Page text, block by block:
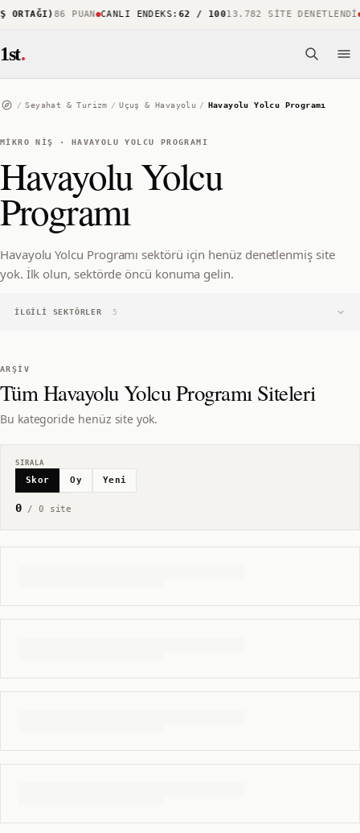
86 PUAN CANLI ENDEKS:62 / 10013.782 SITE DENETLENDI
1st.
/ Seyahat & Turizm / Uçuş & Havayolu / Havayolu Yolcu Programı
MIKRO NIŞ · HAVAYOLU YOLCU PROGRAMI
Havayolu Yolcu
Programı
Havayolu Yolcu Programı sektörü için henüz denetlenmiş site
yok. İlk olun, sektörde öncü konuma gelin.
İLGILI SEKTÖRLER 5
ARŞIV
TümHavayolu Yolcu ProgramıSiteleri
Bu kategoride henüz site yok.
SIRALA
Skor Oy Yeni
0/ 0 site